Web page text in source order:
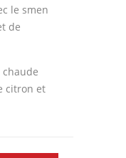
le smen
de
citron et